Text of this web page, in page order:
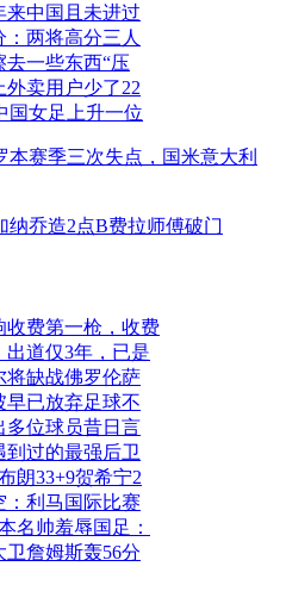
来中国且未进过
两将高分三人
一些东西“压
卖用户少了22
国女足上升一位
本赛季三次失点，国米意大利
纳乔造2点B费拉师傅破门
收费第一枪，收费
出道仅3年，已是
将缺战佛罗伦萨
早已放弃足球不
多位球员昔日言
过的最强后卫
朗33+9贺希宁2
：利马国际比赛
名帅羞辱国足：
詹姆斯轰56分